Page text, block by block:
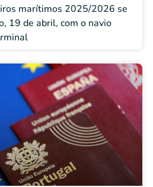
marítimos 2025/2026 se
19 de abril, com o navio